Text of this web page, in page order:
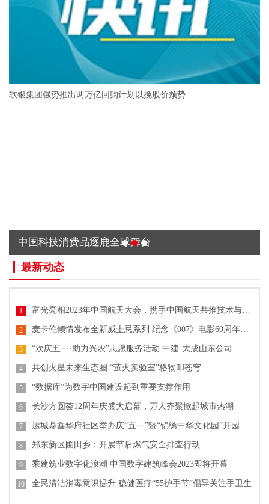
软银集团强势推出两万亿回购计划以挽股价颓势
中国科技消费品逐鹿全球舞台
最新动态
1
2
3 “欢庆五一·助力兴农”志愿服务活动 中建-大成山东公司
4 共创火星未来生态圈 “萤火实验室”格物叩苍穹
5 “数据库”为数字中国建设起到重要支撑作用
6 长沙方圆荟12周年庆盛大启幕，万人齐聚掀起城市热潮
7
8 郑东新区圃田乡：开展节后燃气安全排查行动
9 乘建筑业数字化浪潮 中国数字建筑峰会2023即将开幕
10 全民清洁消毒意识提升 稳健医疗“55护手节”倡导关注手卫生